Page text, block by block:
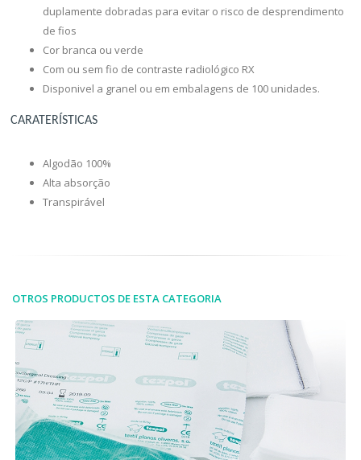
duplamente dobradas para evitar o risco de desprendimento
de fios
Cor branca ou verde
Com ou sem fio de contraste radiológico RX
Disponivel a granel ou em embalagens de 100 unidades.
CARATERÍSTICAS
Algodão 100%
Alta absorção
Transpirável
OTROS PRODUCTOS DE ESTA CATEGORIA